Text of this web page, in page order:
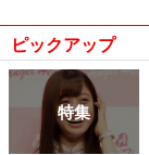
ピックアップ
特集